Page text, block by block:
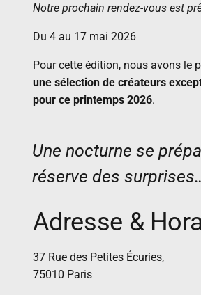
Notre prochain rendez-vous est
Du 4 au 17 mai 2026
Pour cette édition, nous avons le
une sélection de créateurs
pour ce printemps 2026.
Une nocturne se
réserve des
Adresse &
37 Rue des Petites Écuries,
75010 Paris